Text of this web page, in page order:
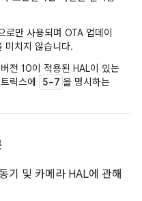
로만 사용되며 OTA 업데이
미치지 않습니다.
전 10이 적용된 HAL이 있는
릭스에
5-7 을 명시하는
기 및 카메라 HAL에 관해